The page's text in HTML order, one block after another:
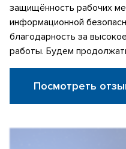
защищённость рабочих
информационной
благодарность за
работы. Будем
Посмотреть